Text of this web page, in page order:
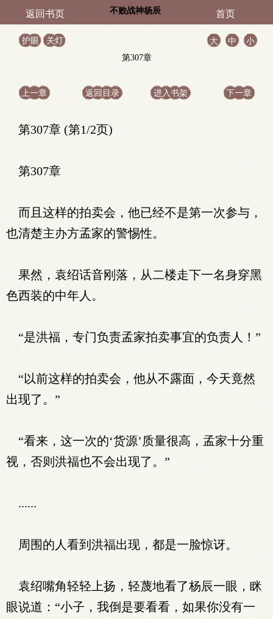
返回书页 不败战神杨辰 首页
护眼 关灯 大 中
小
第307章
上一章 返回目录 进入书架 下一章
第307章 (第1/2页)
第307章
而且这样的拍卖会，他已经不是第一次参与，
也清楚主办方孟家的警惕性。
果然，袁绍话音刚落，从二楼走下一名身穿黑
色西装的中年人。
“是洪福，专门负责孟家拍卖事宜的负责人！”
“以前这样的拍卖会，他从不露面，今天竟然
出现了。”
“看来，这一次的‘货源’质量很高，孟家十分重
视，否则洪福也不会出现了。”
......
周围的人看到洪福出现，都是一脸惊讶。
袁绍嘴角轻轻上扬，轻蔑地看了杨辰一眼，眯
眼说道：“小子，我倒是要看看，如果你没有一